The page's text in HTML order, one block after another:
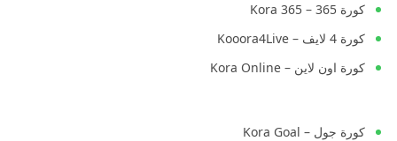
كورة 365 – Kora 365
كورة 4 لايف – Kooora4Live
كورة اون لاين – Kora Online
كورة جول – Kora Goal